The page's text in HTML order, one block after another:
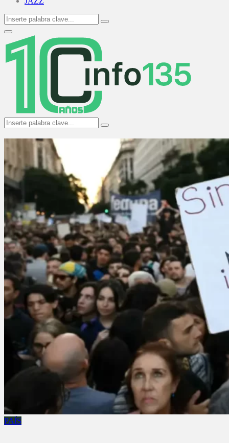
Search
for:
Search
Primary
Menu
Search
for:
Search
PAÍS